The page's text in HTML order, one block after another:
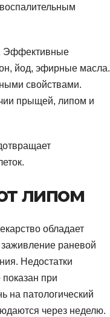
Эффективные
йод, эфирные масла.
свойствами.
прыщей, липом и
липом
обладает
раневой
Недостатки
при
на патологический
через неделю.